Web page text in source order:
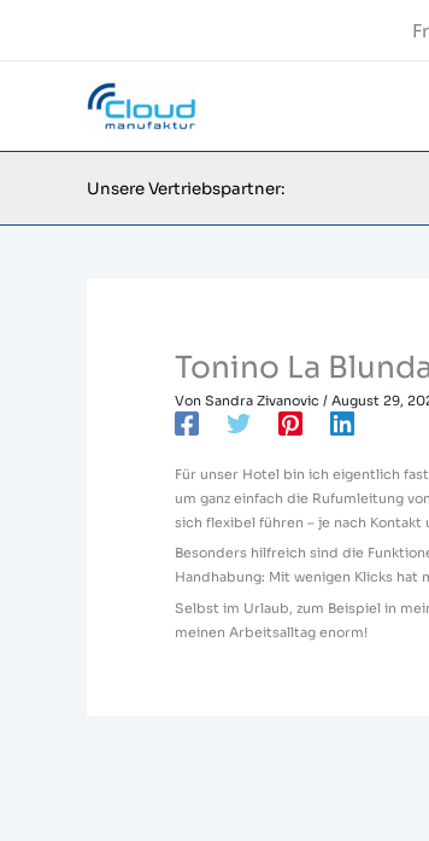
Unsere Vertriebspartner:
Tonino La
VonSandra Zivanovic/August 29,
Für unser Hotel bin ich eigentlich
um ganz einfach die Rufumleitung
sich flexibel führen – je nach Kontakt
Besonders hilfreich sind die
Handhabung: Mit wenigen Klicks
Selbst im Urlaub, zum Beispiel in
meinen Arbeitsalltag enorm!